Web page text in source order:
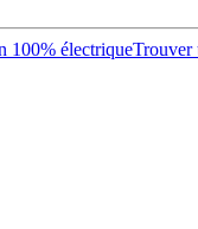
100% électriqueTrouver